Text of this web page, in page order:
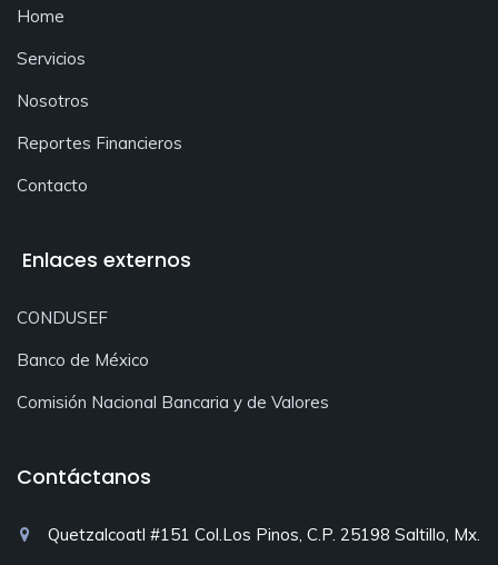
Home
Servicios
Nosotros
Reportes Financieros
Contacto
Enlaces externos
CONDUSEF
Banco de México
Comisión Nacional Bancaria y de Valores
Contáctanos
Quetzalcoatl #151 Col.Los Pinos, C.P. 25198 Saltillo, Mx.